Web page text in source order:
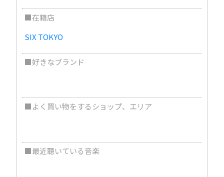
■在籍店
SIX TOKYO
■好きなブランド
■よく買い物をするショップ、エリア
■最近聴いている音楽